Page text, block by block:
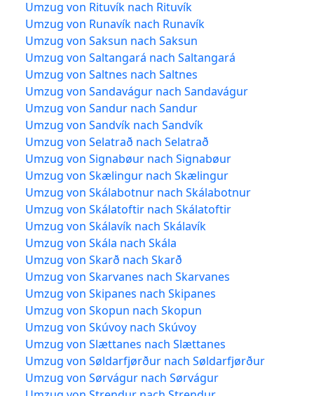
Umzug von Rituvík nach Rituvík
Umzug von Runavík nach Runavík
Umzug von Saksun nach Saksun
Umzug von Saltangará nach Saltangará
Umzug von Saltnes nach Saltnes
Umzug von Sandavágur nach Sandavágur
Umzug von Sandur nach Sandur
Umzug von Sandvík nach Sandvík
Umzug von Selatrað nach Selatrað
Umzug von Signabøur nach Signabøur
Umzug von Skælingur nach Skælingur
Umzug von Skálabotnur nach Skálabotnur
Umzug von Skálatoftir nach Skálatoftir
Umzug von Skálavík nach Skálavík
Umzug von Skála nach Skála
Umzug von Skarð nach Skarð
Umzug von Skarvanes nach Skarvanes
Umzug von Skipanes nach Skipanes
Umzug von Skopun nach Skopun
Umzug von Skúvoy nach Skúvoy
Umzug von Slættanes nach Slættanes
Umzug von Søldarfjørður nach Søldarfjørður
Umzug von Sørvágur nach Sørvágur